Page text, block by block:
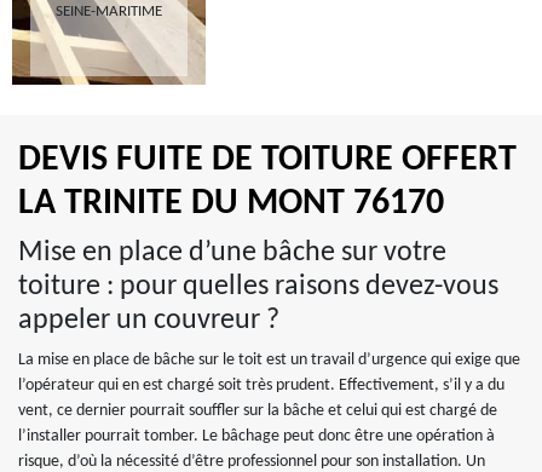
SEINE-MARITIME
DEVIS FUITE DE TOITURE OFFERT
LA TRINITE DU MONT 76170
Mise en place d’une bâche sur votre
toiture : pour quelles raisons devez-vous
appeler un couvreur ?
La mise en place de bâche sur le toit est un travail d’urgence qui exige que
l’opérateur qui en est chargé soit très prudent. Effectivement, s’il y a du
vent, ce dernier pourrait souffler sur la bâche et celui qui est chargé de
l’installer pourrait tomber. Le bâchage peut donc être une opération à
risque, d’où la nécessité d’être professionnel pour son installation. Un